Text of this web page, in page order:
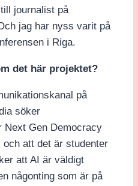
journalist på
jag har nyss varit på
i Riga.
det här projektet?
på
söker
Next Gen Democracy
att det är studenter
att AI är väldigt
någonting som är på